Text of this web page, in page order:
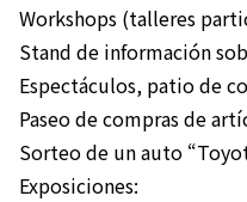
Workshops (talleres
Stand de información
Espectáculos, patio de
Paseo de compras de
Sorteo de un auto
Exposiciones: